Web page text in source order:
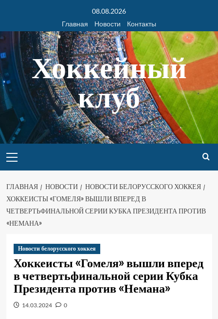
08.08.2026
Главная
Новости Контакты
Хоккейный
клуб
ГЛАВНАЯ НОВОСТИ
НОВОСТИ БЕЛОРУССКОГО ХОККЕЯ
ХОККЕИСТЫ «ГОМЕЛЯ» ВЫШЛИ ВПЕРЕД В
ЧЕТВЕРТЬФИНАЛЬНОЙ СЕРИИ КУБКА ПРЕЗИДЕНТА ПРОТИВ
«НЕМАНА»
Новости белорусского хоккея
Хоккеисты «Гомеля» вышли вперед
в четвертьфинальной серии Кубка
Президента против «Немана»
14.03.2024 0